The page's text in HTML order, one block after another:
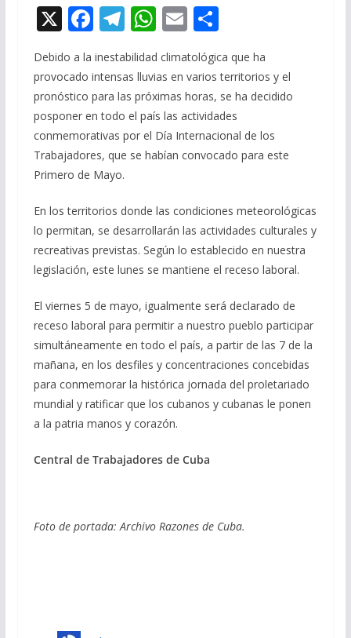
X F
e
b
o
o
k
T
el
e
gr
a
m
W
h
at
s
A
p
p
E
m
ai
l
C
m
p
ar
ti
r
Debido a la inestabilidad climatológica que ha
provocado intensas lluvias en varios territorios y el
pronóstico para las próximas horas, se ha decidido
posponer en todo el país las actividades
conmemorativas por el Día Internacional de los
Trabajadores, que se habían convocado para este
Primero de Mayo.
En los territorios donde las condiciones meteorológicas
lo permitan, se desarrollarán las actividades culturales y
recreativas previstas. Según lo establecido en nuestra
legislación, este lunes se mantiene el receso laboral.
El viernes 5 de mayo, igualmente será declarado de
receso laboral para permitir a nuestro pueblo participar
simultáneamente en todo el país, a partir de las 7 de la
mañana, en los desfiles y concentraciones concebidas
para conmemorar la histórica jornada del proletariado
mundial y ratificar que los cubanos y cubanas le ponen
a la patria manos y corazón.
Central de Trabajadores de Cuba
Foto de portada: Archivo Razones de Cuba.